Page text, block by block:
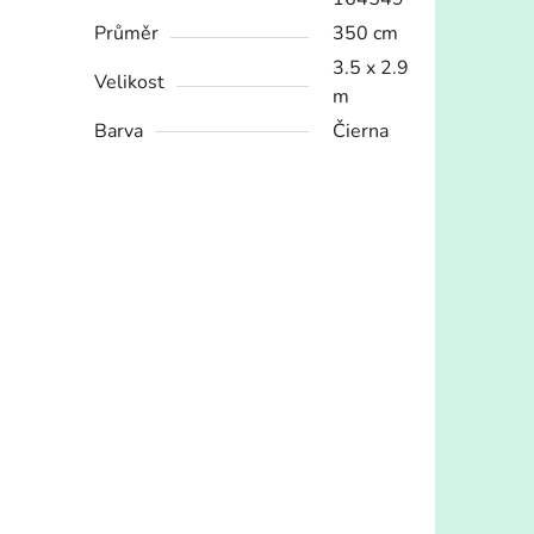
Průměr
350 cm
Velikost
3.5 x 2.9
m
Barva
Čierna